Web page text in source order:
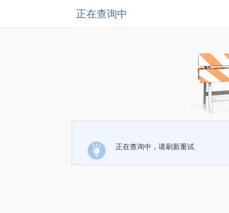
正在查询中
正在查询中，请刷新重试